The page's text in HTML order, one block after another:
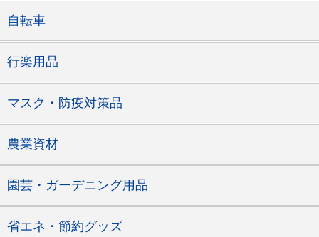
自転車
行楽用品
マスク・防疫対策品
農業資材
園芸・ガーデニング用品
省エネ・節約グッズ